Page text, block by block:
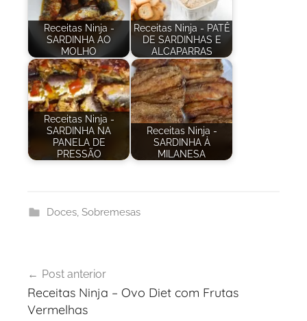
Receitas Ninja -
SARDINHA AO
MOLHO
Receitas Ninja - PATÊ
DE SARDINHAS E
ALCAPARRAS
Receitas Ninja -
SARDINHA NA
PANELA DE
PRESSÃO
Receitas Ninja -
SARDINHA À
MILANESA
Doces, Sobremesas
de
Post
Post anterior
Receitas Ninja – Ovo Diet com Frutas
Vermelhas